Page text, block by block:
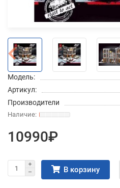
Модель:
Артикул:
Производители
10990₽
В корзину
25% картой любого
Получайте товар
выбранный способом
списыватьсяс вашей
по 25%каждые 2
об оплате Частями